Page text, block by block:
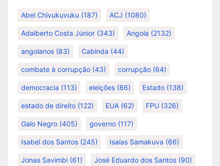
Abel Chivukuvuku (187) ACJ (1080)
Adalberto Costa Júnior (343) Angola (2132)
angolanos (83) Cabinda (44)
combate à corrupção (43) corrupção (64)
democracia (113) eleições (86) Estado (138)
estado de direito (122) EUA (62) FPU (326)
Galo Negro (405) governo (117)
Isabel dos Santos (245) Isaías Samakuva (66)
Jonas Savimbi (61) José Eduardo dos Santos (90)